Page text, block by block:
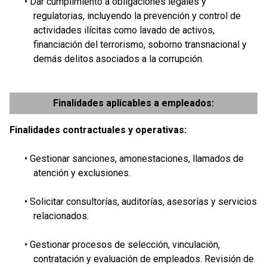
regulatorias, incluyendo la prevención y control de
actividades ilícitas como lavado de activos,
financiación del terrorismo, soborno transnacional y
demás delitos asociados a la corrupción.
Finalidades aplicables a empleados:
Finalidades contractuales y operativas:
• Gestionar sanciones, amonestaciones, llamados de
atención y exclusiones.
• Solicitar consultorías, auditorías, asesorías y servicios
relacionados.
• Gestionar procesos de selección, vinculación,
contratación y evaluación de empleados. Revisión de